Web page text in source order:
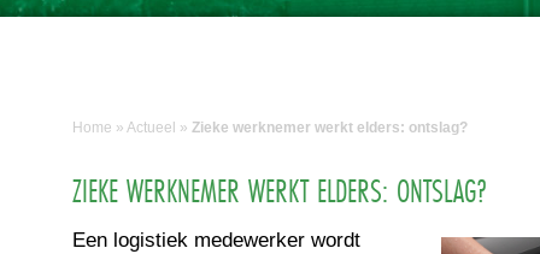
Home » Actueel » Zieke werknemer werkt elders: ontslag?
ZIEKE WERKNEMER WERKT ELDERS: ONTSLAG?
Een logistiek medewerker wordt